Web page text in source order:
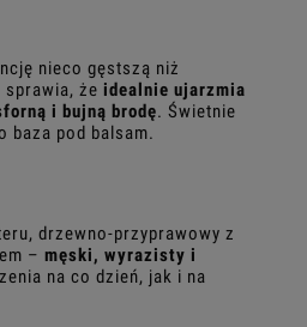
nieco gęstszą niż
że idealnie ujarzmia
i bujną brodę. Świetnie
baza pod balsam.
drzewno-przyprawowy z
– męski, wyrazisty i
na co dzień, jak i na